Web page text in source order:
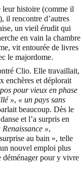
histoire (comme il
il rencontre d’autres
un vieil érudit qui
en vain la chambre
vit entourée de livres
le majordome.
Clio. Elle travaillait,
enchères et déplorait
pour vieux en phase
», « un pays sans
beaucoup. Dès le
et l’a surpris en
»,
au bain », telle
nouvel emploi plus
déménager pour y vivre